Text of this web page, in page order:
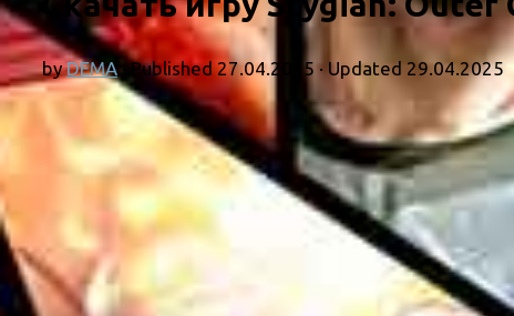
byDEMA · Published27.04.2025 · Updated 29.04.2025